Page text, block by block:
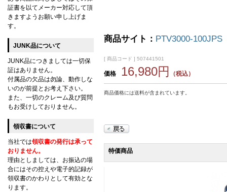
商品サイト： PTV3000-100JPS
[ 商品コード ] 507441501
価格 16,980円 （税込）
商品価格には送料が含まれています。
特価商品
証書を以てメーカー対応して頂
きますようお願い申し上げま
す。
JUNK品について
JUNK品につきましては一切保
証はありません。
付属品の欠品は勿論、動作しな
いのが前提とお考え下さい。
また、一切のクレーム及び質問
もお受けしておりません。
領収書について
当社では領収書の発行は承って
おりません。
理由としましては、お振込の場
合にはその控えや電子的記録が
領収書のかわりとして有効とな
ります。